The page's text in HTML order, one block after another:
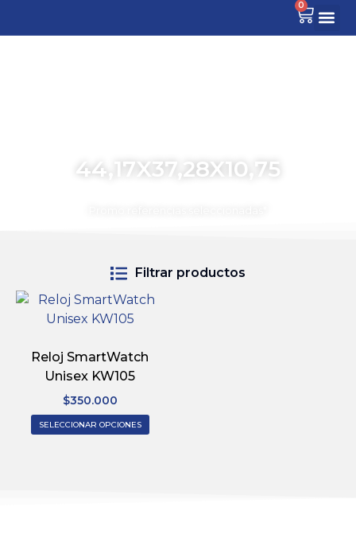
0
44,17X37,28X10,75
Filtrar productos
Reloj SmartWatch
Unisex KW105
$350.000
SELECCIONAR OPCIONES